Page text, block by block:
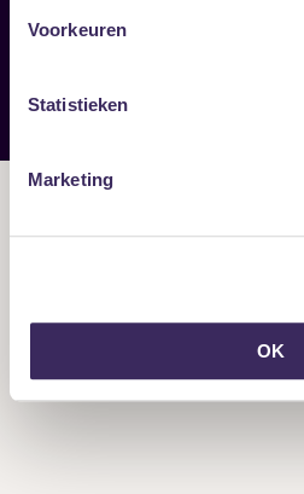
Voorkeuren
Statistieken
Marketing
OK